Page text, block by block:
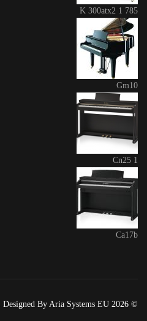
K 300atx2 1 785
Gm10
Cn25 1
Ca17b
© 2026 Nuikasa Co. PJS. Designed By Aria Systems EU